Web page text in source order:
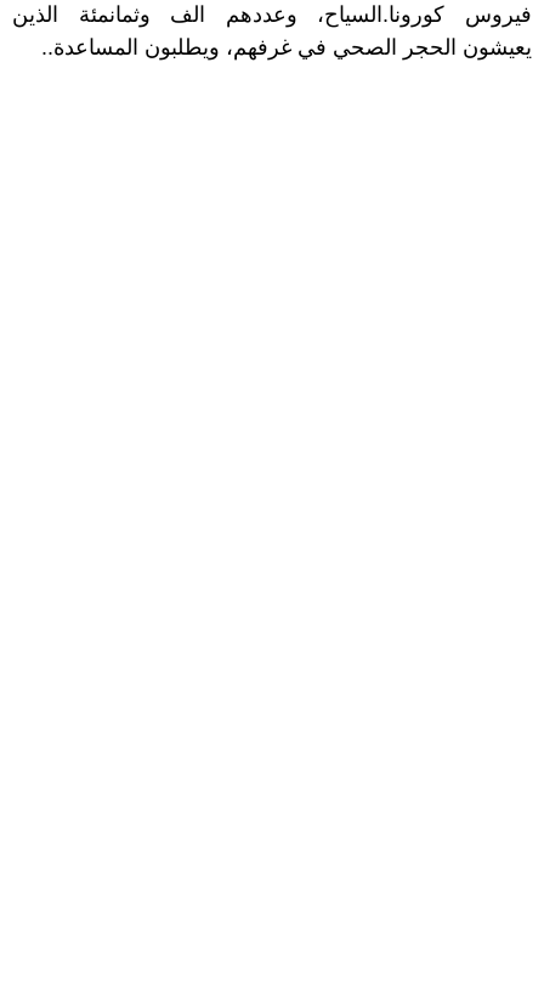
فيروس كورونا.السياح، وعددهم الف وثمانمئة الذين
يعيشون الحجر الصحي في غرفهم، ويطلبون المساعدة..